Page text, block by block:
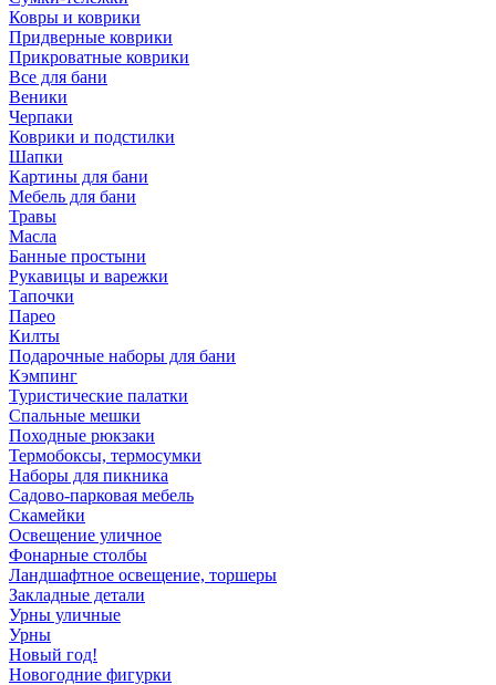
Ковры и коврики
Придверные коврики
Прикроватные коврики
Все для бани
Веники
Черпаки
Коврики и подстилки
Шапки
Картины для бани
Мебель для бани
Травы
Масла
Банные простыни
Рукавицы и варежки
Тапочки
Парео
Килты
Подарочные наборы для бани
Кэмпинг
Туристические палатки
Спальные мешки
Походные рюкзаки
Термобоксы, термосумки
Наборы для пикника
Садово-парковая мебель
Скамейки
Освещение уличное
Фонарные столбы
Ландшафтное освещение, торшеры
Закладные детали
Урны уличные
Урны
Новый год!
Новогодние фигурки